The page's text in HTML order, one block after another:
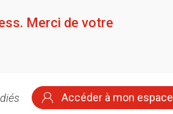
Merci de votre
Accéder à mon espace